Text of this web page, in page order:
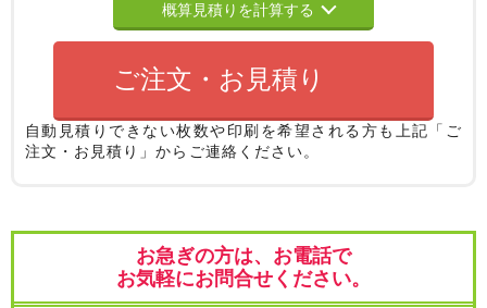
概算見積りを計算する
ご注文・お見積り
自動見積りできない枚数や印刷を希望される方も
上記「ご
注文・お見積り」からご連絡ください。
お急ぎの方は、お電話で
お気軽にお問合せください。